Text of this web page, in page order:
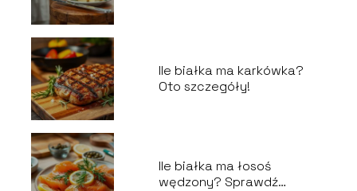
Ile białka ma karkówka?
Oto szczegóły!
Ile białka ma łosoś
wędzony? Sprawdź